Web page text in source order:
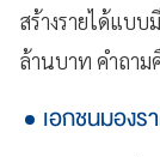
สร้างรายได้แบ
ล้านบาท คำถาม
เอกชนมอง